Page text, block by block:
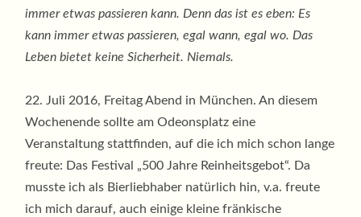
immer etwas passieren kann. Denn das ist es eben: Es
kann immer etwas passieren, egal wann, egal wo. Das
Leben bietet keine Sicherheit. Niemals.
22. Juli 2016, Freitag Abend in München. An diesem
Wochenende sollte am Odeonsplatz eine
Veranstaltung stattfinden, auf die ich mich schon lange
freute: Das Festival „500 Jahre Reinheitsgebot“. Da
musste ich als Bierliebhaber natürlich hin, v.a. freute
ich mich darauf, auch einige kleine fränkische